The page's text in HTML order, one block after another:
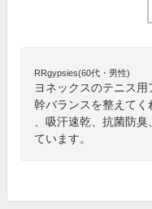
RRgypsies(60代・男性)
ヨネックスのテニス
幹バランスを整えて
、吸汗速乾、抗菌防
ています。